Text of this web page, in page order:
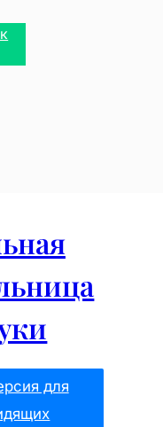
для